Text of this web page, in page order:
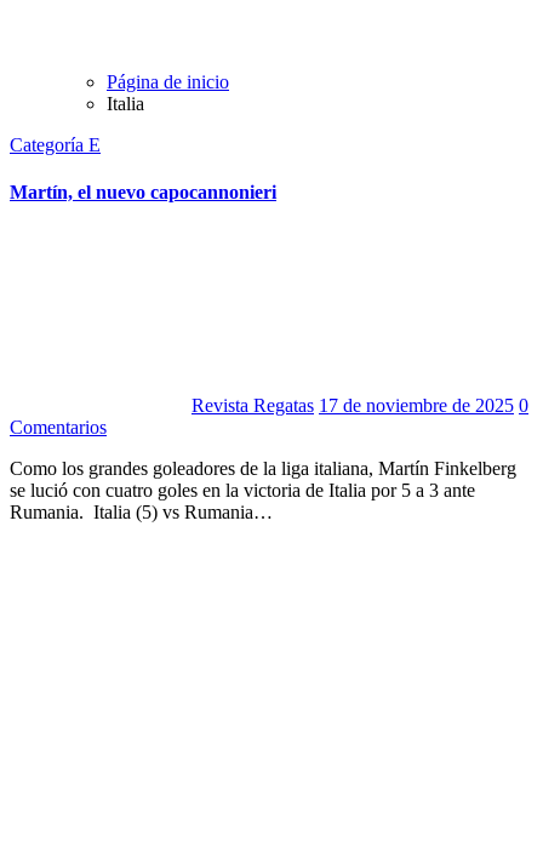
Página de inicio
Italia
Categoría E
Martín, el nuevo capocannonieri
Revista Regatas 17 de noviembre de 2025 0
Comentarios
Como los grandes goleadores de la liga italiana, Martín Finkelberg
se lució con cuatro goles en la victoria de Italia por 5 a 3 ante
Rumania. Italia (5) vs Rumania…